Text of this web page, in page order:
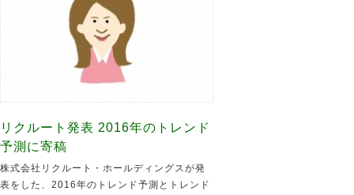
リクルート発表 2016年のトレンド
予測に寄稿
株式会社リクルート・ホールディングスが発
表をした、2016年のトレンド予測とトレンド